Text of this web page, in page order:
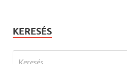
KERESÉS